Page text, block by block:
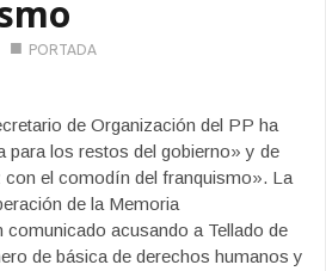
■ PORTADA
de Organización del PP ha
para los restos del gobierno» y de
con el comodín del franquismo». La
de la Memoria
comunicado acusando a Tellado de
de básica de derechos humanos y